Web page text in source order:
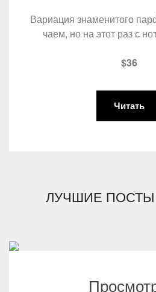
Вариация знаменитого
чаем, но на этот раз с
$36
Читать
ЛУЧШИЕ